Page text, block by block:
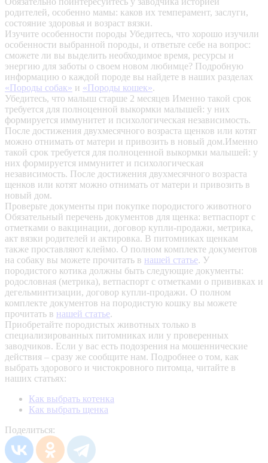
родителей, особенно мамы: каков их темперамент, заслуги,
состояние здоровья и возраст вязки.
Изучите особенности породы Убедитесь, что хорошо изучили
особенности выбранной породы, и ответьте себе на вопрос:
сможете ли вы выделить необходимое время, ресурсы и
энергию для заботы о своем новом любимце? Подробную
информацию о каждой породе вы найдете в наших разделах
«Породы собак» и «Породы кошек».
Убедитесь, что малыш старше 2 месяцев Именно такой срок
требуется для полноценной выкормки малышей: у них
формируется иммунитет и психологическая независимость.
После достижения двухмесячного возраста щенков или котят
можно отнимать от матери и привозить в новый дом.Именно
такой срок требуется для полноценной выкормки малышей: у
них формируется иммунитет и психологическая
независимость. После достижения двухмесячного возраста
щенков или котят можно отнимать от матери и привозить в
новый дом.
Проверьте документы при покупке породистого животного
Обязательный перечень документов для щенка: ветпаспорт с
отметками о вакцинации, договор купли-продажи, метрика,
акт вязки родителей и актировка. В питомниках щенкам
также проставляют клеймо. О полном комплекте документов
на собаку вы можете прочитать в нашей статье. У
породистого котика должны быть следующие документы:
родословная (метрика), ветпаспорт с отметками о прививках и
дегельминтизации, договор купли-продажи. О полном
комплекте документов на породистую кошку вы можете
прочитать в нашей статье.
Приобретайте породистых животных только в
специализированных питомниках или у проверенных
заводчиков. Если у вас есть подозрения на мошеннические
действия – сразу же сообщите нам. Подробнее о том, как
выбрать здорового и чистокровного питомца, читайте в
наших статьях:
Как выбрать котенка
Как выбрать щенка
Поделиться: